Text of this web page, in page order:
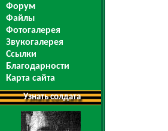
Форум
Файлы
Фотогалерея
Звукогалерея
Ссылки
Благодарности
Карта сайта
Узнать солдата